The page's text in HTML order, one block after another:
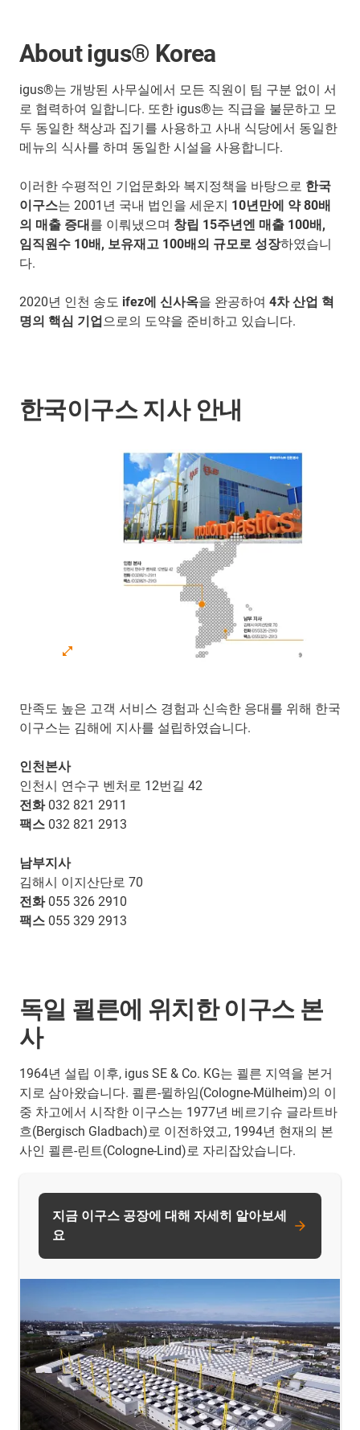
About igus® Korea
igus®는 개방된 사무실에서 모든 직원이 팀 구분 없이 서
로 협력하여 일합니다. 또한 igus®는 직급을 불문하고 모
두 동일한 책상과 집기를 사용하고 사내 식당에서 동일한
메뉴의 식사를 하며 동일한 시설을 사용합니다.
이러한 수평적인 기업문화와 복지정책을 바탕으로 한국
이구스는 2001년 국내 법인을 세운지 10년만에 약 80배
의 매출 증대를 이뤄냈으며 창립 15주년엔 매출 100배,
임직원수 10배, 보유재고 100배의 규모로 성장하였습니
다.
2020년 인천 송도 ifez에 신사옥을 완공하여 4차 산업 혁
명의 핵심 기업으로의 도약을 준비하고 있습니다.
한국이구스 지사 안내
만족도 높은 고객 서비스 경험과 신속한 응대를 위해 한국
이구스는 김해에 지사를 설립하였습니다.
인천본사
인천시 연수구 벤처로 12번길 42
전화032 821 2911
팩스 032 821 2913
남부지사
김해시 이지산단로 70
전화055 326 2910
팩스 055 329 2913
독일 쾰른에 위치한 이구스 본
사
1964년 설립 이후, igus SE & Co. KG는 쾰른 지역을 본거
지로 삼아왔습니다. 쾰른-뮐하임(Cologne-Mülheim)의 이
중 차고에서 시작한 이구스는 1977년 베르기슈 글라트바
흐(Bergisch Gladbach)로 이전하였고, 1994년 현재의 본
사인 쾰른-린트(Cologne-Lind)로 자리잡았습니다.
지금 이구스 공장에 대해 자세히 알아보세
요